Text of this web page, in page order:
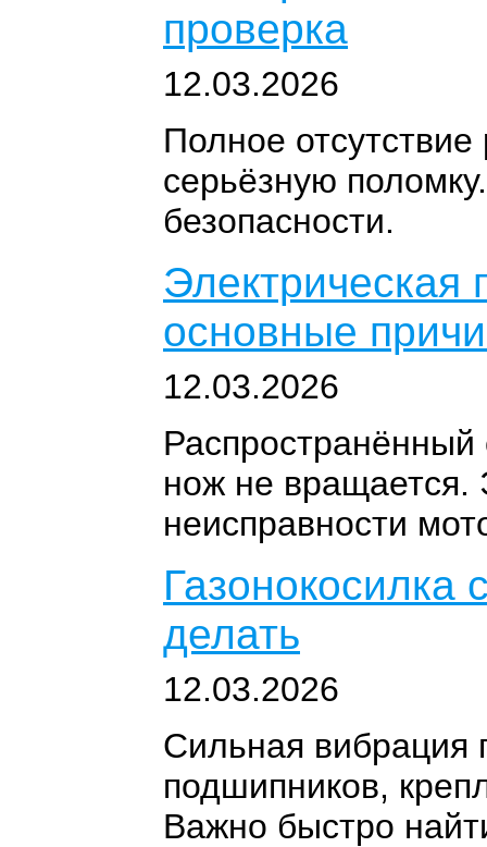
проверка
12.03.2026
Полное отсутствие
серьёзную
безопасности.
Электрическая
основные
12.03.2026
нож не вращается.
неисправности
Газонокосилка
делать
12.03.2026
Сильная вибрация
подшипников,
Важно быстро